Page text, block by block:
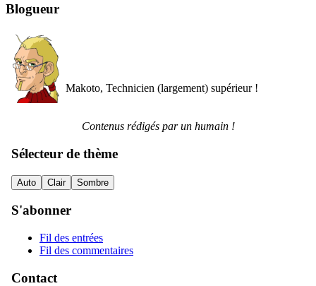
Blogueur
Makoto, Technicien (largement) supérieur !
Contenus rédigés par un humain !
Sélecteur de thème
Auto Clair Sombre
S'abonner
Fil des entrées
Fil des commentaires
Contact